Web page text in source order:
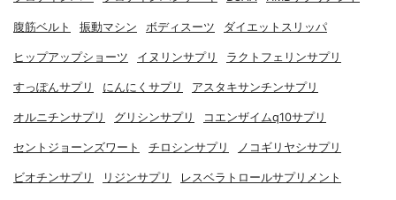
腹筋ベルト 振動マシン ボディスーツ ダイエットスリッパ
ヒップアップショーツ イヌリンサプリ ラクトフェリンサプリ
すっぽんサプリ にんにくサプリ アスタキサンチンサプリ
オルニチンサプリ グリシンサプリ コエンザイムq10サプリ
セントジョーンズワート チロシンサプリ ノコギリヤシサプリ
ビオチンサプリ リジンサプリ レスベラトロールサプリメント